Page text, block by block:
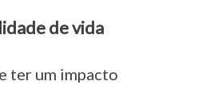
de vida
ter um impacto